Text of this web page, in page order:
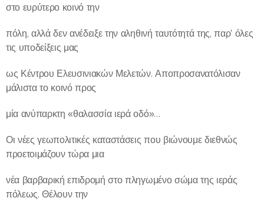
στο ευρύτερο κοινό την
πόλη, αλλά δεν ανέδειξε την αληθινή ταυτότητά της, παρ' όλες
τις υποδείξεις μας
ως Κέντρου Ελευσινιακών Μελετών. Αποπροσανατόλισαν
μάλιστα το κοινό προς
μία ανύπαρκτη «θαλασσία ιερά οδό»…
Οι νέες γεωπολιτικές καταστάσεις που βιώνουμε διεθνώς
προετοιμάζουν τώρα μια
νέα βαρβαρική επιδρομή στο πληγωμένο σώμα της ιεράς
πόλεως. Θέλουν την